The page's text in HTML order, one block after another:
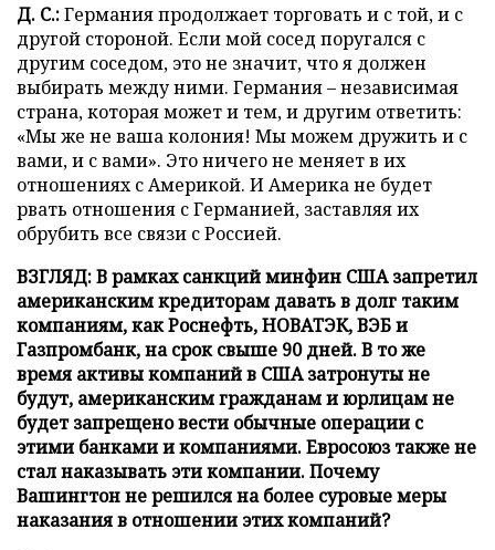
Д. С.:Германия продолжает торговать и с той, и с
другой стороной. Если мой сосед поругался с
другим соседом, это не значит, что я должен
выбирать между ними. Германия – независимая
страна, которая может и тем, и другим ответить:
«Мы же не ваша колония! Мы можем дружить и с
вами, и с вами». Это ничего не меняет в их
отношениях с Америкой. И Америка не будет
рвать отношения с Германией, заставляя их
обрубить все связи с Россией.
ВЗГЛЯД: В рамках санкций минфин США запретил
американским кредиторам давать в долг таким
компаниям, как Роснефть, НОВАТЭК, ВЭБ и
Газпромбанк, на срок свыше 90 дней. В то же
время активы компаний в США затронуты не
будут, американским гражданам и юрлицам не
будет запрещено вести обычные операции с
этими банками и компаниями. Евросоюз также не
стал наказывать эти компании. Почему
Вашингтон не решился на более суровые меры
наказания в отношении этих компаний?